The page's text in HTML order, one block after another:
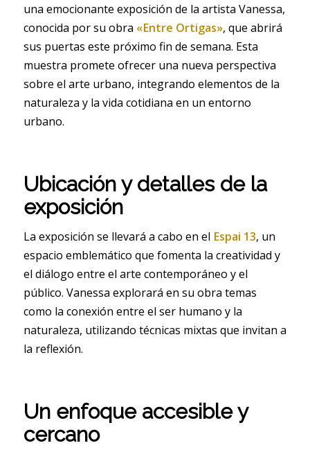
una emocionante exposición de la artista Vanessa,
conocida por su obra «Entre Ortigas», que abrirá
sus puertas este próximo fin de semana. Esta
muestra promete ofrecer una nueva perspectiva
sobre el arte urbano, integrando elementos de la
naturaleza y la vida cotidiana en un entorno
urbano.
Ubicación y detalles de la
exposición
La exposición se llevará a cabo en el Espai 13, un
espacio emblemático que fomenta la creatividad y
el diálogo entre el arte contemporáneo y el
público. Vanessa explorará en su obra temas
como la conexión entre el ser humano y la
naturaleza, utilizando técnicas mixtas que invitan a
la reflexión.
Un enfoque accesible y
cercano